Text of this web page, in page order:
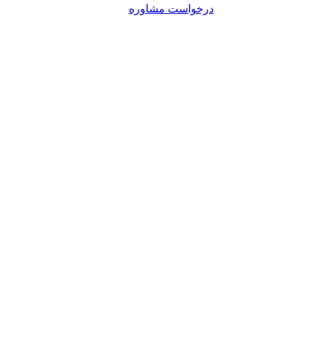
درخواست مشاوره